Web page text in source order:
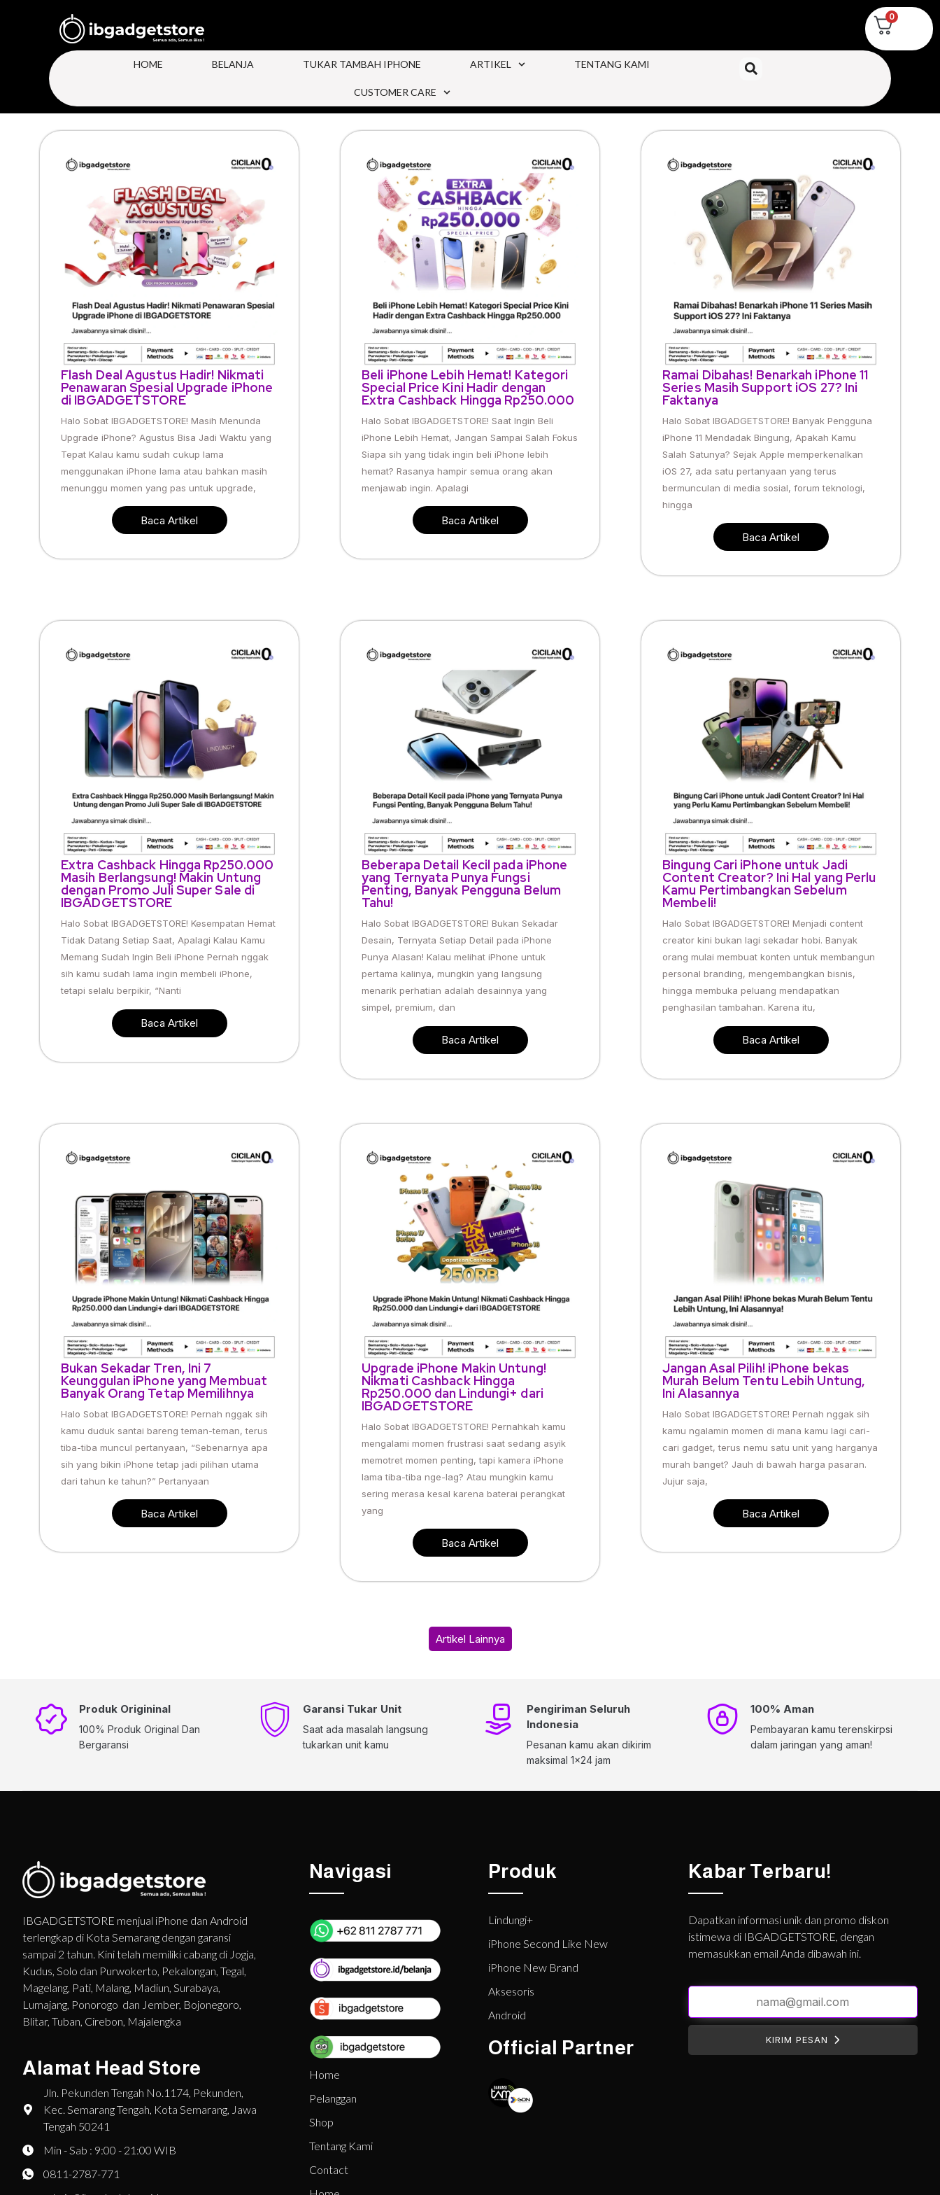
0
HOME BELANJA TUKAR TAMBAH IPHONE ARTIKEL TENTANG KAMI
CUSTOMER CARE
Flash Deal Agustus Hadir! Nikmati
Penawaran Spesial Upgrade iPhone
di IBGADGETSTORE
Halo Sobat IBGADGETSTORE! Masih Menunda
Upgrade iPhone? Agustus Bisa Jadi Waktu yang
Tepat Kalau kamu sudah cukup lama
menggunakan iPhone lama atau bahkan masih
menunggu momen yang pas untuk upgrade,
Baca Artikel
Beli iPhone Lebih Hemat! Kategori
Special Price Kini Hadir dengan
Extra Cashback Hingga Rp250.000
Halo Sobat IBGADGETSTORE! Saat Ingin Beli
iPhone Lebih Hemat, Jangan Sampai Salah Fokus
Siapa sih yang tidak ingin beli iPhone lebih
hemat? Rasanya hampir semua orang akan
menjawab ingin. Apalagi
Baca Artikel
Ramai Dibahas! Benarkah iPhone 11
Series Masih Support iOS 27? Ini
Faktanya
Halo Sobat IBGADGETSTORE! Banyak Pengguna
iPhone 11 Mendadak Bingung, Apakah Kamu
Salah Satunya? Sejak Apple memperkenalkan
iOS 27, ada satu pertanyaan yang terus
bermunculan di media sosial, forum teknologi,
hingga
Baca Artikel
Extra Cashback Hingga Rp250.000
Masih Berlangsung! Makin Untung
dengan Promo Juli Super Sale di
IBGADGETSTORE
Halo Sobat IBGADGETSTORE! Kesempatan Hemat
Tidak Datang Setiap Saat, Apalagi Kalau Kamu
Memang Sudah Ingin Beli iPhone Pernah nggak
sih kamu sudah lama ingin membeli iPhone,
tetapi selalu berpikir, “Nanti
Baca Artikel
Beberapa Detail Kecil pada iPhone
yang Ternyata Punya Fungsi
Penting, Banyak Pengguna Belum
Tahu!
Halo Sobat IBGADGETSTORE! Bukan Sekadar
Desain, Ternyata Setiap Detail pada iPhone
Punya Alasan! Kalau melihat iPhone untuk
pertama kalinya, mungkin yang langsung
menarik perhatian adalah desainnya yang
simpel, premium, dan
Baca Artikel
Bingung Cari iPhone untuk Jadi
Content Creator? Ini Hal yang Perlu
Kamu Pertimbangkan Sebelum
Membeli!
Halo Sobat IBGADGETSTORE! Menjadi content
creator kini bukan lagi sekadar hobi. Banyak
orang mulai membuat konten untuk membangun
personal branding, mengembangkan bisnis,
hingga membuka peluang mendapatkan
penghasilan tambahan. Karena itu,
Baca Artikel
Bukan Sekadar Tren, Ini 7
Keunggulan iPhone yang Membuat
Banyak Orang Tetap Memilihnya
Halo Sobat IBGADGETSTORE! Pernah nggak sih
kamu duduk santai bareng teman-teman, terus
tiba-tiba muncul pertanyaan, “Sebenarnya apa
sih yang bikin iPhone tetap jadi pilihan utama
dari tahun ke tahun?” Pertanyaan
Baca Artikel
Upgrade iPhone Makin Untung!
Nikmati Cashback Hingga
Rp250.000 dan Lindungi+ dari
IBGADGETSTORE
Halo Sobat IBGADGETSTORE! Pernahkah kamu
mengalami momen frustrasi saat sedang asyik
memotret momen penting, tapi kamera iPhone
lama tiba-tiba nge-lag? Atau mungkin kamu
sering merasa kesal karena baterai perangkat
yang
Baca Artikel
Jangan Asal Pilih! iPhone bekas
Murah Belum Tentu Lebih Untung,
Ini Alasannya
Halo Sobat IBGADGETSTORE! Pernah nggak sih
kamu ngalamin momen di mana kamu lagi cari-
cari gadget, terus nemu satu unit yang harganya
murah banget? Jauh di bawah harga pasaran.
Jujur saja,
Baca Artikel
Artikel Lainnya
Produk Origininal
100% Produk Original Dan
Bergaransi
Garansi Tukar Unit
Saat ada masalah langsung
tukarkan unit kamu
Pengiriman Seluruh
Indonesia
Pesanan kamu akan dikirim
maksimal 1x24 jam
100% Aman
Pembayaran kamu terenskirpsi
dalam jaringan yang aman!
IBGADGETSTORE menjual iPhone dan Android
terlengkap di Kota Semarang dengan garansi
sampai 2 tahun. Kini telah memiliki cabang di Jogja,
Kudus, Solo dan Purwokerto, Pekalongan, Tegal,
Magelang, Pati, Malang, Madiun, Surabaya,
Lumajang, Ponorogo dan Jember, Bojonegoro,
Blitar, Tuban, Cirebon, Majalengka
Alamat Head Store
Jln. Pekunden Tengah No.1174, Pekunden,
Kec. Semarang Tengah, Kota Semarang, Jawa
Tengah 50241
Min - Sab : 9:00 - 21:00 WIB
0811-2787-771
Navigasi
Home
Pelanggan
Shop
Tentang Kami
Contact
Produk
Lindungi+
iPhone Second Like New
iPhone New Brand
Aksesoris
Android
Official Partner
Kabar Terbaru!
Dapatkan informasi unik dan promo diskon
istimewa di IBGADGETSTORE, dengan
memasukkan email Anda dibawah ini.
KIRIM PESAN